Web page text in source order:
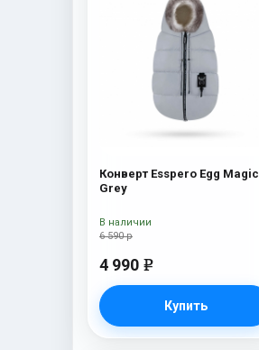
Конверт Esspero Egg Magic
Grey
6 590 р
4 990 e
Купить
В наличии